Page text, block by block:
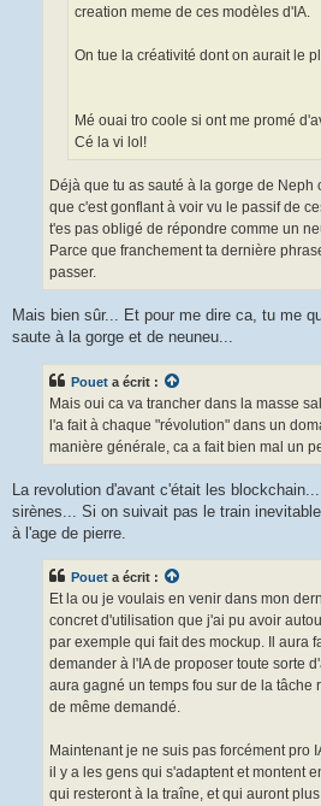
creation meme de ces modèles d'IA.
On tue la créativité dont on aurait le
Mé ouai tro coole si ont me promé
Cé la vi lol!
Déjà que tu as sauté à la gorge de Neph
que c'est gonflant à voir vu le passif de
t'es pas obligé de répondre comme un
Parce que franchement ta dernière
passer.
Mais bien sûr... Et pour me dire ca, tu me
saute à la gorge et de neuneu...
Pouet a écrit :
Mais oui ca va trancher dans la masse
l'a fait à chaque "révolution" dans un
manière générale, ca a fait bien mal un
La revolution d'avant c'était les
sirènes... Si on suivait pas le train
à l'age de pierre.
Pouet a écrit :
Et la ou je voulais en venir dans mon
concret d'utilisation que j'ai pu avoir
par exemple qui fait des mockup. Il aura
demander à l'IA de proposer toute sorte
aura gagné un temps fou sur de la tâche
de même demandé.
Maintenant je ne suis pas forcément pro
il y a les gens qui s'adaptent et montent
qui resteront à la traîne, et qui auront